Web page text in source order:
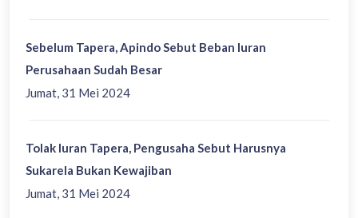
Jumat, 31 Mei 2024
Sebelum Tapera, Apindo Sebut Beban Iuran
Perusahaan Sudah Besar
Jumat, 31 Mei 2024
Tolak Iuran Tapera, Pengusaha Sebut Harusnya
Sukarela Bukan Kewajiban